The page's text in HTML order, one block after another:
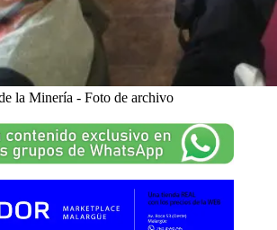
la Minería - Foto de archivo